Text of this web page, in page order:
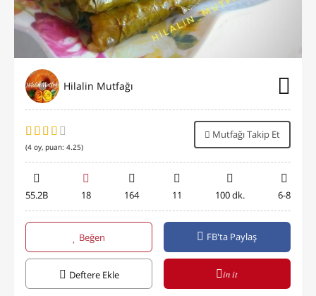
Hilalin Mutfağı
(4 oy, puan: 4.25)
Mutfağı Takip Et
55.2B 18 164 11 100 dk. 6-8
Beğen FB'ta Paylaş
Deftere Ekle in it